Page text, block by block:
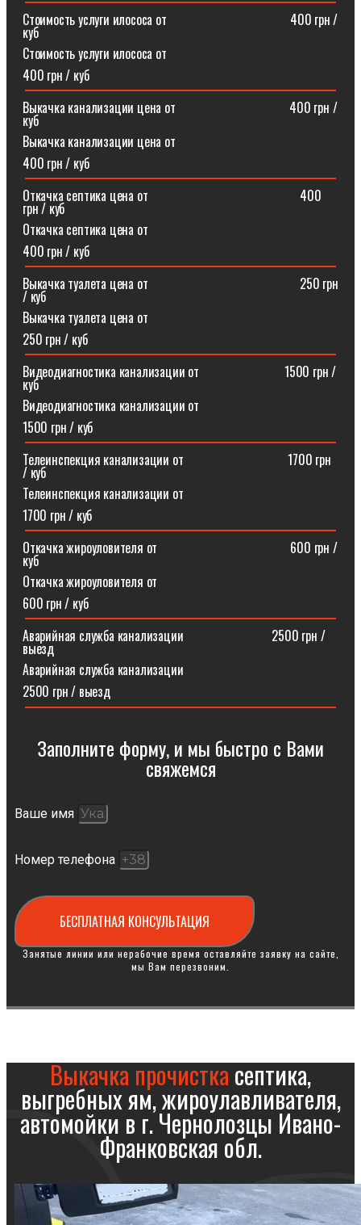
Стоимость услуги илососа от⠀⠀⠀⠀⠀⠀⠀⠀⠀⠀⠀⠀⠀400 грн /
куб
Стоимость услуги илососа от
400 грн / куб
Выкачка канализации цена от⠀⠀⠀⠀⠀⠀⠀⠀⠀⠀⠀⠀400 грн /
куб
Выкачка канализации цена от
400 грн / куб
Откачка септика цена от⠀⠀⠀⠀⠀⠀⠀⠀⠀⠀⠀⠀⠀⠀⠀⠀400
грн / куб
Откачка септика цена от
400 грн / куб
Выкачка туалета цена от⠀⠀⠀⠀⠀⠀⠀⠀⠀⠀⠀⠀⠀⠀⠀⠀250 грн
/ куб
Выкачка туалета цена от
250 грн / куб
Видеодиагностика канализации от⠀⠀⠀⠀⠀⠀⠀⠀⠀1500 грн /
куб
Видеодиагностика канализации от
1500 грн / куб
Телеинспекция канализации от⠀⠀⠀⠀⠀⠀⠀⠀⠀⠀⠀1700 грн
/ куб
Телеинспекция канализации от
1700 грн / куб
Откачка жироуловителя от⠀⠀⠀⠀⠀⠀⠀⠀⠀⠀⠀⠀⠀⠀600 грн /
куб
Откачка жироуловителя от
600 грн / куб
Аварийная служба канализации ⠀⠀⠀⠀⠀⠀⠀⠀⠀2500 грн /
выезд
Аварийная служба канализации
2500 грн / выезд
Заполните форму, и мы быстро с Вами
свяжемся​
Ваше имя
Номер телефона
БЕСПЛАТНАЯ КОНСУЛЬТАЦИЯ
Занятые линии или нерабочие время оставляйте заявку на сайте,
мы Вам перезвоним.
Выкачка прочисткасептика,
выгребных ям, жироулавливателя,
автомойки в г. Чернолозцы Ивано-
Франковская обл.